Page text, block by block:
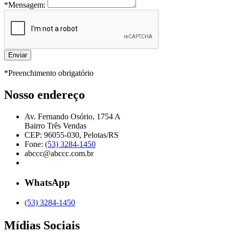
*Mensagem:
*Preenchimento obrigatório
Nosso endereço
Av. Fernando Osório, 1754 A
Bairro Três Vendas
CEP: 96055-030, Pelotas/RS
Fone: (53) 3284-1450
abccc@abccc.com.br
WhatsApp
(53) 3284-1450
Mídias Sociais